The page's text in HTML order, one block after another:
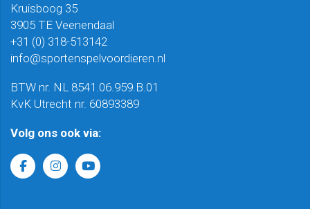
Kruisboog 35
3905 TE Veenendaal
+31 (0) 318-513142
info@sportenspelvoordieren.nl
BTW nr. NL 8541.06.959.B.01
KvK Utrecht nr. 60893389
Volg ons ook via: